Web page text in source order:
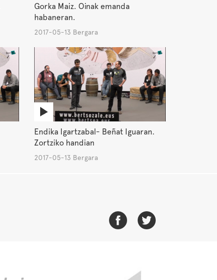
Gorka Maiz. Oinak emanda
habaneran.
2017-05-13 Bergara
Endika Igartzabal- Beñat Iguaran.
Zortziko handian
2017-05-13 Bergara